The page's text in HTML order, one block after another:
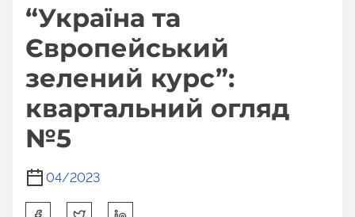
“Україна та
Європейський
зелений курс”:
квартальний огляд
№5
04/2023